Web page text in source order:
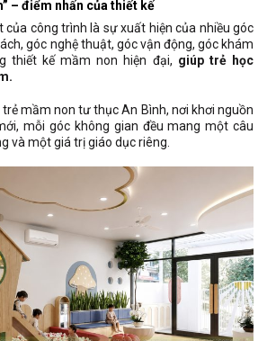
– điểm nhấn của thiết kế
của công trình là sự xuất hiện của nhiều góc
góc nghệ thuật, góc vận động, góc khám
thiết kế mầm non hiện đại, giúp trẻ học
mầm non tư thục An Bình, nơi khơi nguồn
mỗi góc không gian đều mang một câu
và một giá trị giáo dục riêng.